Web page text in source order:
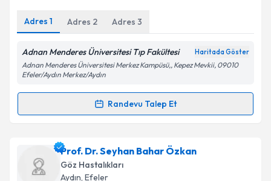
Kişisel verilerimin işlenmesine ilişkin
Metni'ni okudum ve kişisel verilerimin belirtilen
kapsamda işlenmesini kabul ediyorum.
Adres 1 Adres 2 Adres 3
Adnan Menderes Üniversitesi Tıp Fakültesi Haritada Göster
Adnan Menderes Üniversitesi Merkez Kampüsü,, Kepez Mevkii, 09010
Efeler/Aydın Merkez/Aydın
Randevu Talep Et
Randevu Takvimi Talebi
Dr. Öğr. Üyesi Ayşe İpek Akyüz Ünsaliçin randevu
takvimi talebi oluşturun. Size bu uzmandan randevu
almanız için bir takvim hazırlandığında e-posta ile
Prof. Dr. Seyhan Bahar Özkan
Göz Hastalıkları
Aydın, Efeler